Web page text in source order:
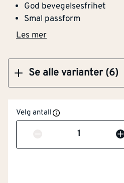
God bevegelsesfrihet
Smal passform
Les mer
Se alle varianter (6)
Velg antall
Antall
Vannavvisende Nei
(signalfarger)
Nei